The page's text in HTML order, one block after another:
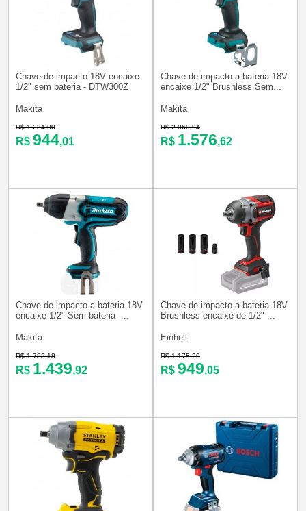
Chave de impacto 18V encaixe
1/2" sem bateria - DTW300Z
Makita
R$ 1.234,00
R$ 944,01
Chave de impacto a bateria 18V
encaixe 1/2" Brushless Sem...
Makita
R$ 2.060,94
R$ 1.576,62
Chave de impacto a bateria 18V
encaixe 1/2" Sem bateria -...
Makita
R$ 1.783,18
R$ 1.439,92
Chave de impacto a bateria 18V
Brushless encaixe de 1/2" ...
Einhell
R$ 1.175,29
R$ 949,05